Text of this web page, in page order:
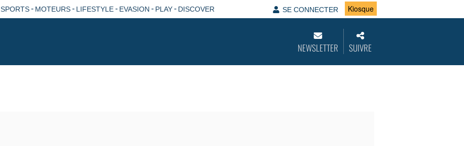
SPORTS- MOTEURS- LIFESTYLE- EVASION - PLAY- DISCOVER SE CONNECTER Kiosque
NEWSLETTER SUIVRE